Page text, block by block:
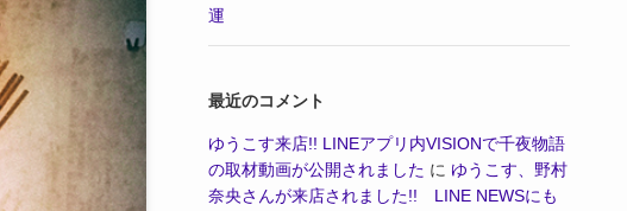
運
最近のコメント
ゆうこす来店!! LINEアプリ内VISIONで千夜物語
の取材動画が公開されました に ゆうこす、野村
奈央さんが来店されました!! LINE NEWSにも